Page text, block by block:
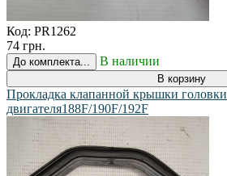
Код: PR1262
74 грн.
До комплекта... В наличии
В корзину
Прокладка клапанной крышки головки
двигателя188F/190F/192F